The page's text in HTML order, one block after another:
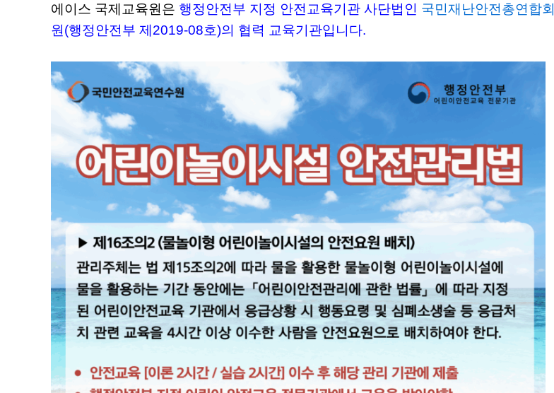
에이스 국제교육원은 행정안전부 지정 안전교육기관 사단법인 국민재난안전총연합회
원(행정안전부 제2019-08호)의 협력 교육기관입니다.